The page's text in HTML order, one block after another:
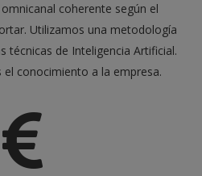
coherente según el
Utilizamos una metodología
técnicas de Inteligencia Artificial.
conocimiento a la empresa.